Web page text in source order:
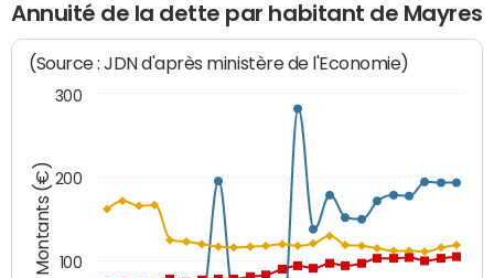
Annuité de la dette par habitant de Mayres
Montants (€)
(Source : JDN d'après ministère de l'Economie)
100
200
300